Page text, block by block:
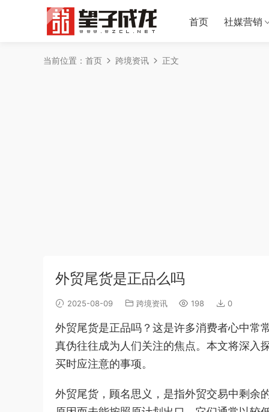
首页 社媒营销
当前位置： 首页 跨境资讯 正文
外贸尾货是正品么吗
2025-08-09 跨境资讯 198 0
外贸尾货是正品吗？这是许多消费者心中常
真伪往往成为人们关注的焦点。本文将深入
买时应注意的事项。
外贸尾货，顾名思义，是指外贸交易中剩余